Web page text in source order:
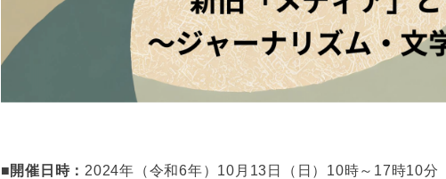
■開催日時： 2024年（令和6年）10月13日（日）10時～17時10分